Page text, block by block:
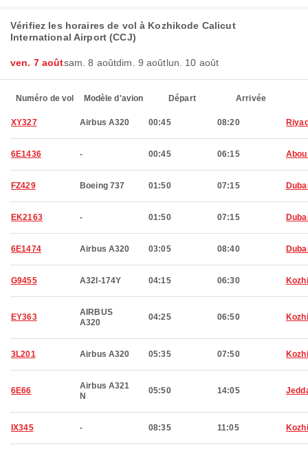
Vérifiez les horaires de vol à Kozhikode Calicut
International Airport (CCJ)
ven. 7 aoûtsam. 8 aoûtdim. 9 aoûtlun. 10 août
Numéro de vol Modèle d'avion Départ Arrivée
XY327 Airbus A320 00:45 08:20
6E1436 - 00:45 06:15
FZ429 Boeing 737 01:50 07:15
EK2163 - 01:50 07:15
6E1474 Airbus A320 03:05 08:40
G9455 A32I-174Y 04:15 06:30
EY363
AIRBUS
A320
04:25 06:50
3L201 Airbus A320 05:35 07:50
6E66
Airbus A321
N
05:50 14:05
IX345 - 08:35 11:05